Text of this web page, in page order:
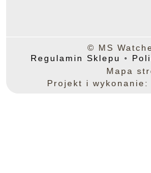
© MS
Regulamin Sklepu ◦
Mapa
Projekt i wykonanie: